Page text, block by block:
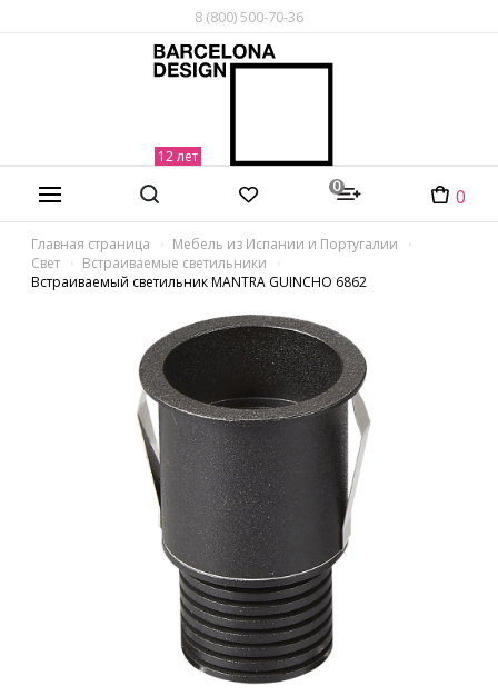
8 (800) 500-70-36
0 0
Главная страница
Мебель из Испании и Португалии
Свет
Встраиваемые светильники
Встраиваемый светильник MANTRA GUINCHO 6862